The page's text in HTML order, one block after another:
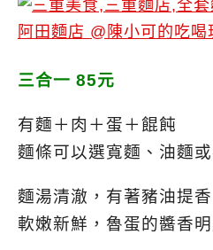
三合一 85元
有麵＋肉＋蛋＋餛飩
麵條可以選寬麵、油麵
麵湯清澈，有著豬油提
軟嫩新鮮，魯蛋的醬香